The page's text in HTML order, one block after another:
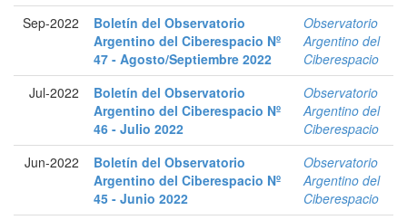
Sep-2022
Boletín del Observatorio
Argentino del Ciberespacio Nº
47 - Agosto/Septiembre 2022
Observatorio
Argentino del
Ciberespacio
Jul-2022
Boletín del Observatorio
Argentino del Ciberespacio Nº
46 - Julio 2022
Observatorio
Argentino del
Ciberespacio
Jun-2022
Boletín del Observatorio
Argentino del Ciberespacio Nº
45 - Junio 2022
Observatorio
Argentino del
Ciberespacio